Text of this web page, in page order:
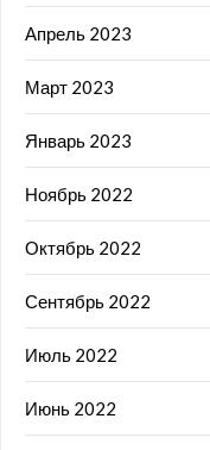
Апрель 2023
Март 2023
Январь 2023
Ноябрь 2022
Октябрь 2022
Сентябрь 2022
Июль 2022
Июнь 2022